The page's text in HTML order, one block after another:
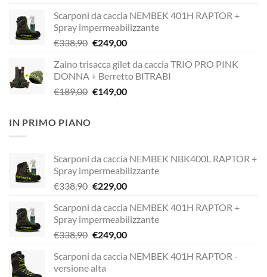
originale
era:
€338,90.
attuale
è:
€229,00.
Scarponi da caccia NEMBEK 401H RAPTOR +
Spray impermeabilizzante
€338,90 Il
originale
era:
€338,90.
€249,00Il
attuale
è:
€249,00.
Zaino trisacca gilet da caccia TRIO PRO PINK
DONNA + Berretto BITRABI
€189,00 Il
€149,00Il
IN PRIMO PIANO
Scarponi da caccia NEMBEK NBK400L RAPTOR +
Spray impermeabilizzante
€338,90 Il
originale
era:
€338,90.
€229,00Il
attuale
è:
€229,00.
Scarponi da caccia NEMBEK 401H RAPTOR +
Spray impermeabilizzante
€338,90 Il
originale
era:
€249,00Il
attuale
Scarponi da caccia NEMBEK 401H RAPTOR -
versione alta